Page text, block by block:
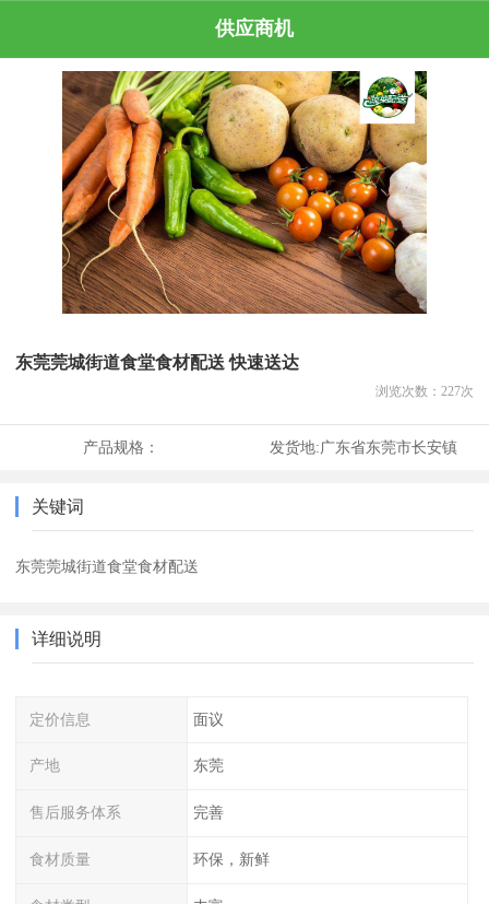
供应商机
东莞莞城街道食堂食材配送 快速送达
浏览次数： 227次
产品规格： 发货地:广东省东莞市长安镇
关键词
东莞莞城街道食堂食材配送
详细说明
定价信息 面议
产地 东莞
售后服务体系 完善
食材质量 环保，新鲜